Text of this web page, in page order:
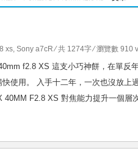
xs, Sony a7cR⁄ 共 1274字 ⁄ 瀏覽數 910
f2.8 XS 這支小巧神餅，在單反
快使用。 入手十二年，一次也沒放上
40MM F2.8 XS 對焦能力提升一個